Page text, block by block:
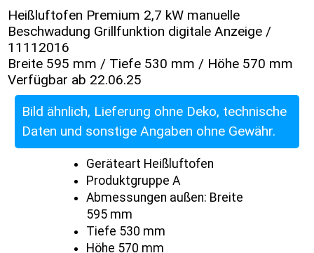
Heißluftofen Premium 2,7 kW manuelle
Beschwadung Grillfunktion digitale Anzeige /
11112016
Breite 595 mm / Tiefe 530 mm / Höhe 570 mm
Verfügbar ab 22.06.25
Bild ähnlich, Lieferung ohne Deko, technische
Daten und sonstige Angaben ohne Gewähr.
Geräteart Heißluftofen
Produktgruppe A
Abmessungen außen: Breite
595 mm
Tiefe 530 mm
Höhe 570 mm